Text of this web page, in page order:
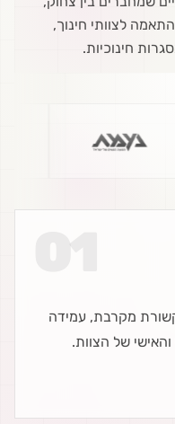
לצוותי חינוך,
חינוכיות.
01
מקרבת, עמידה
של הצוות.